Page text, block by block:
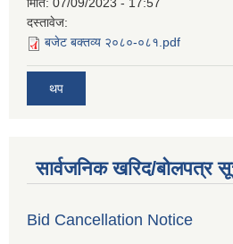
मिति: 07/09/2023 - 17:57
दस्तावेज:
बजेट बक्तव्य २०८०-०८१.pdf
थप
सार्वजनिक खरिद/बोलपत्र
Bid Cancellation Notice